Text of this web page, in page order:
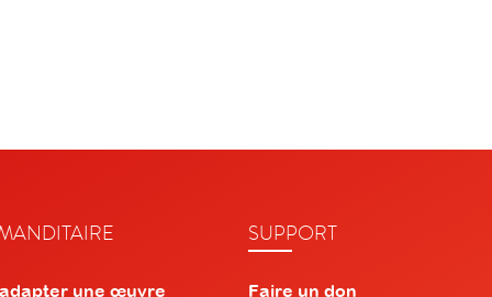
une œuvre
SUPPORT
Faire un don